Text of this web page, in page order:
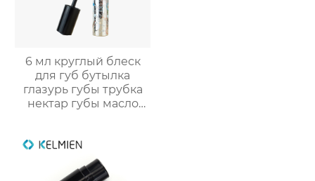
6 мл круглый блеск
для губ бутылка
глазурь губы трубка
нектар губы масло
упаковка маркировка